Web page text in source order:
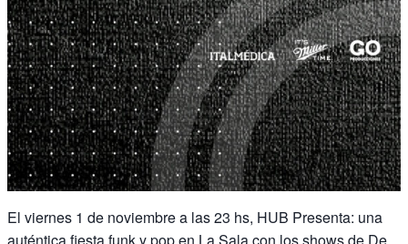
El viernes 1 de noviembre a las 23 hs, HUB Presenta: una